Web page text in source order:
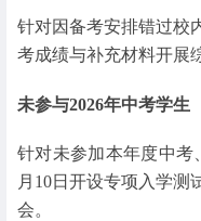
针对因备考安排错过校
考成绩与补充材料开展
未参与2026年中考学生
针对未参加本年度中考
月10日开设专项入学测
会。